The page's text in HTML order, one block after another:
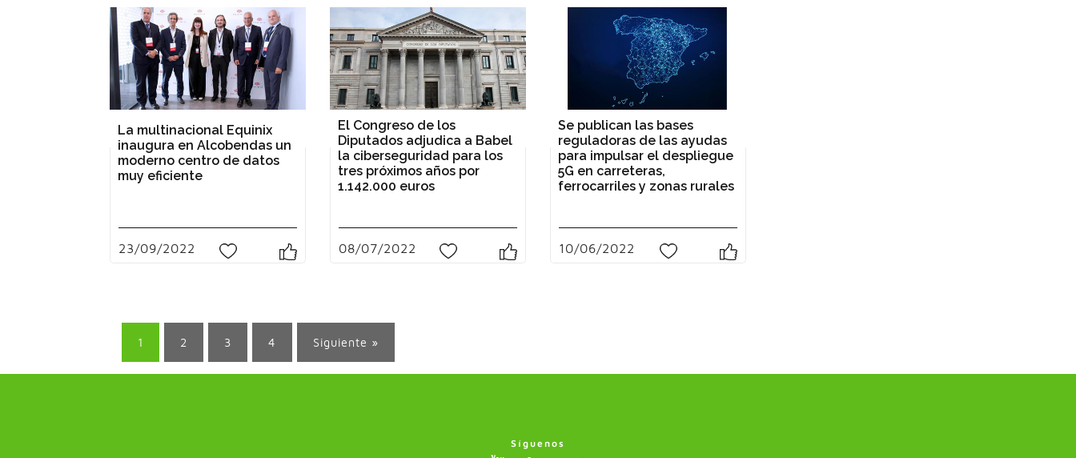
La multinacional Equinix
inaugura en Alcobendas un
moderno centro de datos
muy eficiente
23/09/2022
El Congreso de los
Diputados adjudica a Babel
la ciberseguridad para los
tres próximos años por
1.142.000 euros
08/07/2022
Se publican las bases
reguladoras de las ayudas
para impulsar el despliegue
5G en carreteras,
ferrocarriles y zonas rurales
10/06/2022
1 2 3 4 Siguiente »
Síguenos